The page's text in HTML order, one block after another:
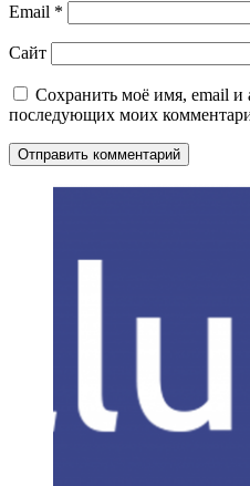
Email *
Сайт
Сохранить моё имя, email и
последующих моих